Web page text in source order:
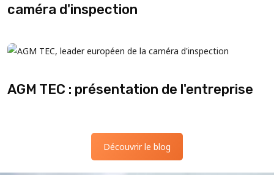
caméra d'inspection
AGM TEC : présentation de l'entreprise
Découvrir le blog